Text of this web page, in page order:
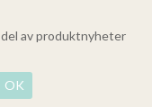
av produktnyheter
OK